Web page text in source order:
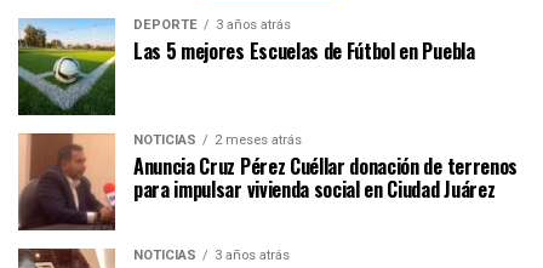
DEPORTE 3 años atrás
Las 5 mejores Escuelas de Fútbol en Puebla
NOTICIAS 2 meses atrás
Anuncia Cruz Pérez Cuéllar donación de terrenos
para impulsar vivienda social en Ciudad Juárez
NOTICIAS 3 años atrás